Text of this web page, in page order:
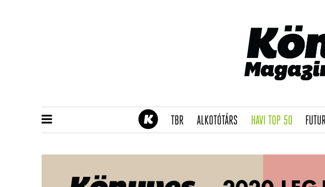
TBR(CURRENT)
ALKOTÓTÁRS(CURRENT)
HAVI TOP 50